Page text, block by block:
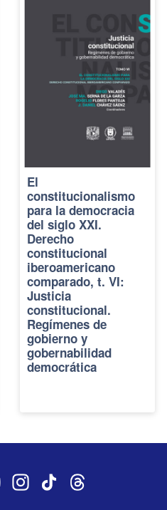
El
constitucionalismo
para la democracia
del siglo XXI.
Derecho
constitucional
iberoamericano
comparado, t. VI:
Justicia
constitucional.
Regímenes de
gobierno y
gobernabilidad
democrática